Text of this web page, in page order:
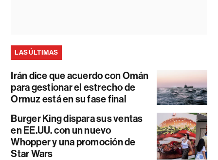
LAS ÚLTIMAS
Irán dice que acuerdo con Omán
para gestionar el estrecho de
Ormuz está en su fase final
Burger King dispara sus ventas
en EE.UU. con un nuevo
Whopper y una promoción de
Star Wars